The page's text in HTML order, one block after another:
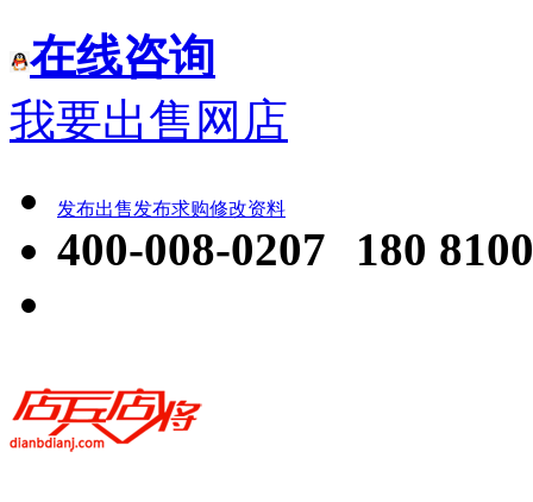
在线咨询
我要出售网店
发布出售发布求购修改资料
400-008-0207 180